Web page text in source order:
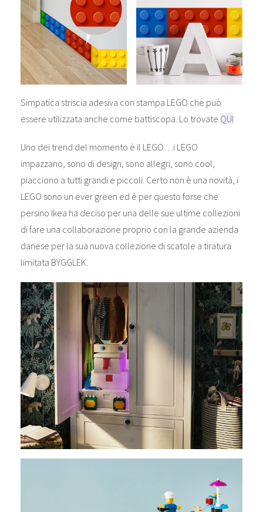
Simpatica striscia adesiva con stampa LEGO che può
essere utilizzata anche come battiscopa. Lo trovate QUI
Uno dei trend del momento è il LEGO…i LEGO
impazzano, sono di design, sono allegri, sono cool,
piacciono a tutti grandi e piccoli. Certo non è una novità, i
LEGO sono un ever green ed è per questo forse che
persino Ikea ha deciso per una delle sue ultime collezioni
di fare una collaborazione proprio con la grande azienda
danese per la sua nuova collezione di scatole a tiratura
limitata BYGGLEK.